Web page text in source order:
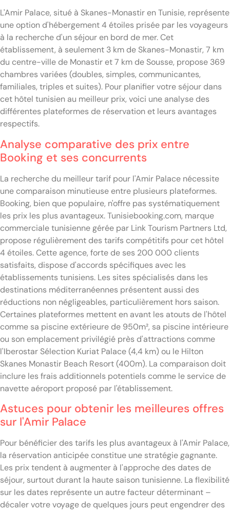
L'Amir Palace, situé à Skanes-Monastir en Tunisie, représente
une option d'hébergement 4 étoiles prisée par les voyageurs
à la recherche d'un séjour en bord de mer. Cet
établissement, à seulement 3 km de Skanes-Monastir, 7 km
du centre-ville de Monastir et 7 km de Sousse, propose 369
chambres variées (doubles, simples, communicantes,
familiales, triples et suites). Pour planifier votre séjour dans
cet hôtel tunisien au meilleur prix, voici une analyse des
différentes plateformes de réservation et leurs avantages
respectifs.
Analyse comparative des prix entre
Booking et ses concurrents
La recherche du meilleur tarif pour l'Amir Palace nécessite
une comparaison minutieuse entre plusieurs plateformes.
Booking, bien que populaire, n'offre pas systématiquement
les prix les plus avantageux. Tunisiebooking.com, marque
commerciale tunisienne gérée par Link Tourism Partners Ltd,
propose régulièrement des tarifs compétitifs pour cet hôtel
4 étoiles. Cette agence, forte de ses 200 000 clients
satisfaits, dispose d'accords spécifiques avec les
établissements tunisiens. Les sites spécialisés dans les
destinations méditerranéennes présentent aussi des
réductions non négligeables, particulièrement hors saison.
Certaines plateformes mettent en avant les atouts de l'hôtel
comme sa piscine extérieure de 950m², sa piscine intérieure
ou son emplacement privilégié près d'attractions comme
l'Iberostar Sélection Kuriat Palace (4,4 km) ou le Hilton
Skanes Monastir Beach Resort (400m). La comparaison doit
inclure les frais additionnels potentiels comme le service de
navette aéroport proposé par l'établissement.
Astuces pour obtenir les meilleures offres
sur l'Amir Palace
Pour bénéficier des tarifs les plus avantageux à l'Amir Palace,
la réservation anticipée constitue une stratégie gagnante.
Les prix tendent à augmenter à l'approche des dates de
séjour, surtout durant la haute saison tunisienne. La flexibilité
sur les dates représente un autre facteur déterminant –
décaler votre voyage de quelques jours peut engendrer des